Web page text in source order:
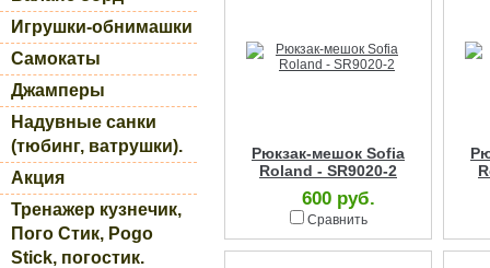
Игрушки-обнимашки
Самокаты
Джамперы
Надувные санки
(тюбинг, ватрушки).
Акция
Тренажер кузнечик,
Пого Стик, Pogo
Stick, погостик.
Рюкзак-мешок Sofia
Roland - SR9020-2
600 руб.
Сравнить